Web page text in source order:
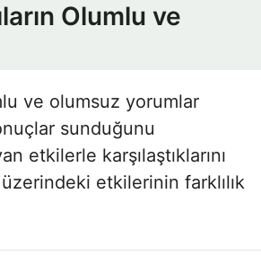
Olumlu ve
ve olumsuz yorumlar
sunduğunu
etkilerle karşılaştıklarını
etkilerinin farklılık